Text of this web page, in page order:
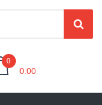
0
0.00